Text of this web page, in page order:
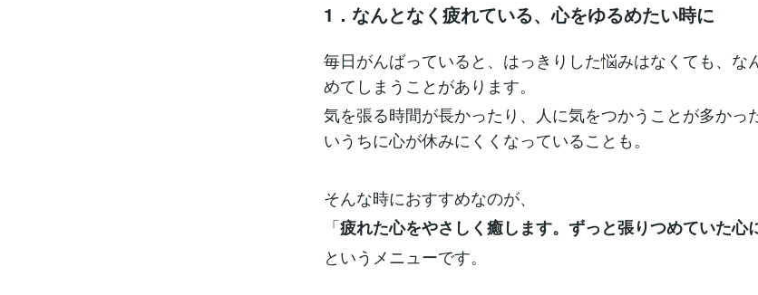
1．なんとなく疲れている、心をゆるめたい時に
毎日がんばっていると、はっきりした悩みはなくても、な
めてしまうことがあります。
気を張る時間が長かったり、人に気をつかうことが多かっ
いうちに心が休みにくくなっていることも。
そんな時におすすめなのが、
「疲れた心をやさしく癒します。ずっと張りつめていた心
というメニューです。